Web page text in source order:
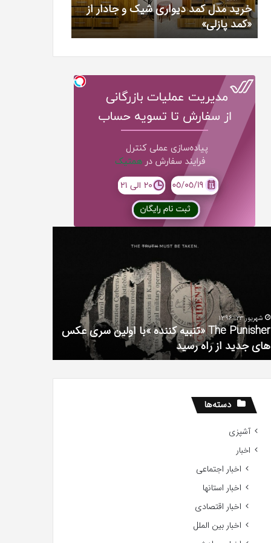
«کمد
پازلی»
خرید مدل کمد دیواری شیک و جادار از
«کمد پازلی»
خیرآبادی
عکس
های
جدید
شهریور 23, 1396
The Punisher «تنبیه کننده »با اولین سری عکس
های جدید از راه رسید
دسته‌ها
آشپزی
اخبار
اخبار اجتماعی
اخبار استانها
اخبار اقتصادی
اخبار بین الملل